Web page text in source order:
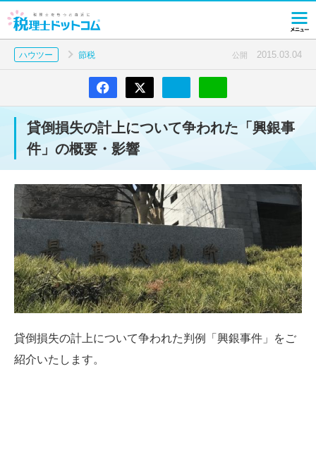
ハウツー 節税 公開 2015.03.04
貸倒損失の計上について争われた「興銀事
件」の概要・影響
貸倒損失の計上について争われた判例「興銀事件」をご
紹介いたします。